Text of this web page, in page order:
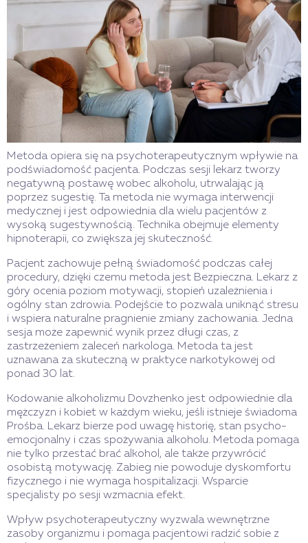
Metoda opiera się na psychoterapeutycznym wpływie na
podświadomość pacjenta. Podczas sesji lekarz tworzy
negatywną postawę wobec alkoholu, utrwalając ją
poprzez sugestię. Ta metoda nie wymaga interwencji
medycznej i jest odpowiednia dla wielu pacjentów z
wysoką sugestywnością. Technika obejmuje elementy
hipnoterapii, co zwiększa jej skuteczność.
Pacjent zachowuje pełną świadomość podczas całej
procedury, dzięki czemu metoda jest Bezpieczna. Lekarz z
góry ocenia poziom motywacji, stopień uzależnienia i
ogólny stan zdrowia. Podejście to pozwala uniknąć stresu
i wspiera naturalne pragnienie zmiany zachowania. Jedna
sesja może zapewnić wynik przez długi czas, z
zastrzeżeniem zaleceń narkologa. Metoda ta jest
uznawana za skuteczną w praktyce narkotykowej od
ponad 30 lat.
Kodowanie alkoholizmu Dovzhenko jest odpowiednie dla
mężczyzn i kobiet w każdym wieku, jeśli istnieje świadoma
Prośba. Lekarz bierze pod uwagę historię, stan psycho-
emocjonalny i czas spożywania alkoholu. Metoda pomaga
nie tylko przestać brać alkohol, ale także przywrócić
osobistą motywację. Zabieg nie powoduje dyskomfortu
fizycznego i nie wymaga hospitalizacji. Wsparcie
specjalisty po sesji wzmacnia efekt.
Wpływ psychoterapeutyczny wyzwala wewnętrzne
zasoby organizmu i pomaga pacjentowi radzić sobie z